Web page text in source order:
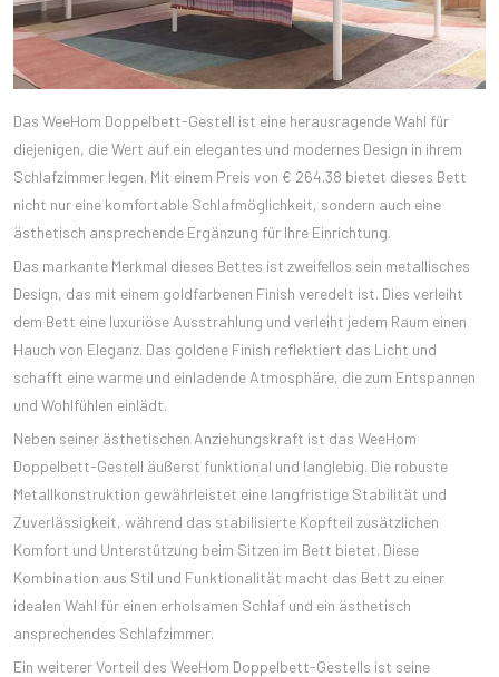
Das WeeHom Doppelbett-Gestell ist eine herausragende Wahl für
diejenigen, die Wert auf ein elegantes und modernes Design in ihrem
Schlafzimmer legen. Mit einem Preis von € 264.38 bietet dieses Bett
nicht nur eine komfortable Schlafmöglichkeit, sondern auch eine
ästhetisch ansprechende Ergänzung für Ihre Einrichtung.
Das markante Merkmal dieses Bettes ist zweifellos sein metallisches
Design, das mit einem goldfarbenen Finish veredelt ist. Dies verleiht
dem Bett eine luxuriöse Ausstrahlung und verleiht jedem Raum einen
Hauch von Eleganz. Das goldene Finish reflektiert das Licht und
schafft eine warme und einladende Atmosphäre, die zum Entspannen
und Wohlfühlen einlädt.
Neben seiner ästhetischen Anziehungskraft ist das WeeHom
Doppelbett-Gestell äußerst funktional und langlebig. Die robuste
Metallkonstruktion gewährleistet eine langfristige Stabilität und
Zuverlässigkeit, während das stabilisierte Kopfteil zusätzlichen
Komfort und Unterstützung beim Sitzen im Bett bietet. Diese
Kombination aus Stil und Funktionalität macht das Bett zu einer
idealen Wahl für einen erholsamen Schlaf und ein ästhetisch
ansprechendes Schlafzimmer.
Ein weiterer Vorteil des WeeHom Doppelbett-Gestells ist seine